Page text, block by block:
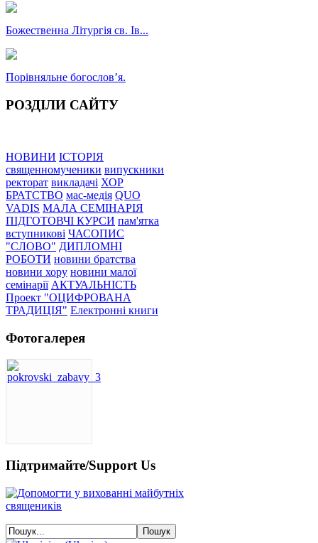
Божественна Літургія св. Ів...
Порівняльне богословʼя.
РОЗДІЛИ САЙТУ
НОВИНИ ІСТОРІЯ
священномученики випускники
ректорат викладачі ХОР
БРАТСТВО мас-медія QUO
VADIS МАЛА СЕМІНАРІЯ
ПІДГОТОВЧІ КУРСИ пам'ятка
вступникові ЧАСОПИС
"СЛОВО" ДИПЛОМНІ
РОБОТИ новини братства
новини хору новини малої
семінарії АКТУАЛЬНІСТЬ
Проект "ОЦИФРОВАНА
ТРАДИЦІЯ" Електронні книги
Фотогалерея
Підтримайте/Support Us